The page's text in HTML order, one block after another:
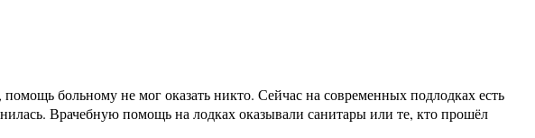
больному не мог оказать никто. Сейчас на современных подлодках есть
Врачебную помощь на лодках оказывали санитары или те, кто прошёл